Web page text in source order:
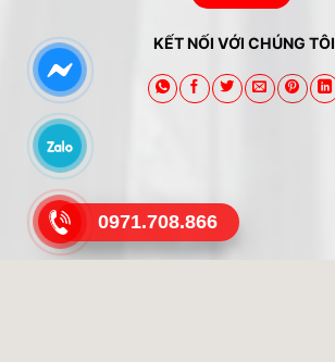
KẾT NỐI VỚI CHÚNG TÔI
0971.708.866